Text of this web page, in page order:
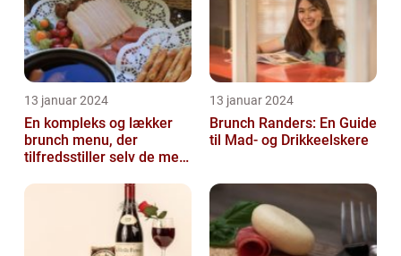
13 januar 2024
En kompleks og lækker
brunch menu, der
tilfredsstiller selv de mest
13 januar 2024
Brunch Randers: En Guide
til Mad- og Drikkeelskere